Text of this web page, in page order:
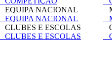
EQUIPA NACIONAL
EQUIPA NACIONAL
CLUBES E ESCOLAS
CLUBES E ESCOLAS